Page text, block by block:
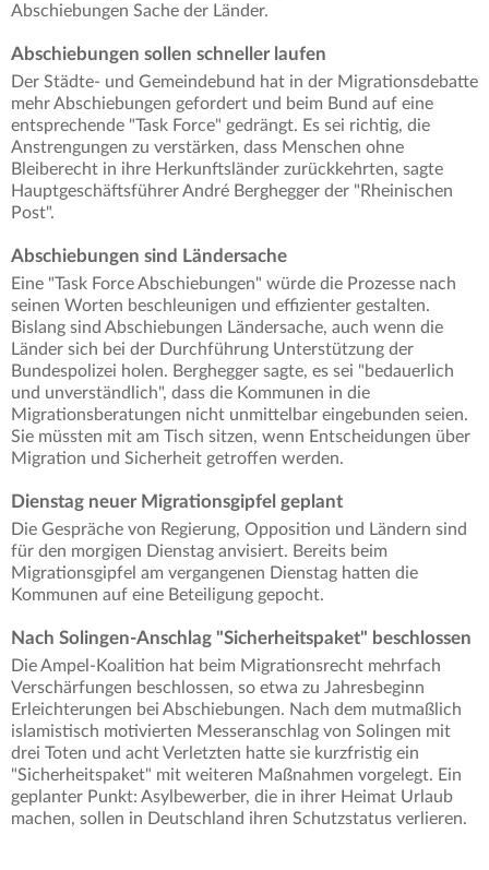
Abschiebungen Sache der Länder.
Abschiebungen sollen schneller laufen
Der Städte- und Gemeindebund hat in der Migrationsdebatte
mehr Abschiebungen gefordert und beim Bund auf eine
entsprechende "Task Force" gedrängt. Es sei richtig, die
Anstrengungen zu verstärken, dass Menschen ohne
Bleiberecht in ihre Herkunftsländer zurückkehrten, sagte
Hauptgeschäftsführer André Berghegger der "Rheinischen
Post".
Abschiebungen sind Ländersache
Eine "Task Force Abschiebungen" würde die Prozesse nach
seinen Worten beschleunigen und effizienter gestalten.
Bislang sind Abschiebungen Ländersache, auch wenn die
Länder sich bei der Durchführung Unterstützung der
Bundespolizei holen. Berghegger sagte, es sei "bedauerlich
und unverständlich", dass die Kommunen in die
Migrationsberatungen nicht unmittelbar eingebunden seien.
Sie müssten mit am Tisch sitzen, wenn Entscheidungen über
Migration und Sicherheit getroffen werden.
Dienstag neuer Migrationsgipfel geplant
Die Gespräche von Regierung, Opposition und Ländern sind
für den morgigen Dienstag anvisiert. Bereits beim
Migrationsgipfel am vergangenen Dienstag hatten die
Kommunen auf eine Beteiligung gepocht.
Nach Solingen-Anschlag "Sicherheitspaket" beschlossen
Die Ampel-Koalition hat beim Migrationsrecht mehrfach
Verschärfungen beschlossen, so etwa zu Jahresbeginn
Erleichterungen bei Abschiebungen. Nach dem mutmaßlich
islamistisch motivierten Messeranschlag von Solingen mit
drei Toten und acht Verletzten hatte sie kurzfristig ein
"Sicherheitspaket" mit weiteren Maßnahmen vorgelegt. Ein
geplanter Punkt: Asylbewerber, die in ihrer Heimat Urlaub
machen, sollen in Deutschland ihren Schutzstatus verlieren.